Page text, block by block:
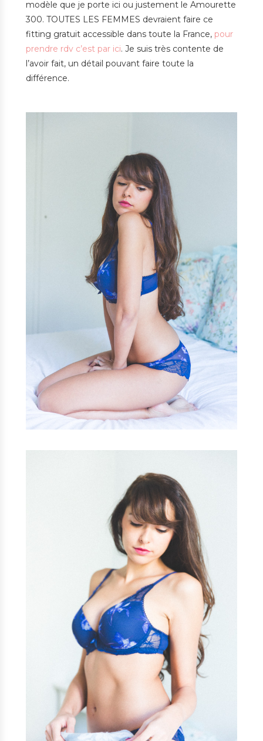
modèle que je porte ici ou justement le Amourette
300. TOUTES LES FEMMES devraient faire ce
fitting gratuit accessible dans toute la France, pour
prendre rdv c’est par ici. Je suis très contente de
l’avoir fait, un détail pouvant faire toute la
différence.